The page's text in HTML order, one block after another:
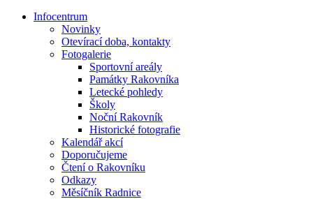
Infocentrum
Novinky
Otevírací doba, kontakty
Fotogalerie
Sportovní areály
Památky Rakovníka
Letecké pohledy
Školy
Noční Rakovník
Historické fotografie
Kalendář akcí
Doporučujeme
Čtení o Rakovníku
Odkazy
Měsíčník Radnice